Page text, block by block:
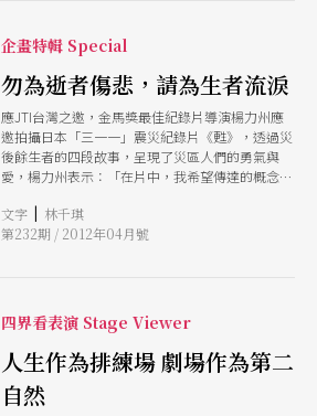
企畫特輯 Special
勿為逝者傷悲，請為生者流淚
應JTI台灣之邀，金馬獎最佳紀錄片導演楊力州應
邀拍攝日本「三一一」震災紀錄片《甦》，透過災
後餘生者的四段故事，呈現了災區人們的勇氣與
愛，楊力州表示：「在片中，我希望傳達的概念
可以重獲繼續努力的能量。」
文字 | 林千琪
第232期 / 2012年04月號
四界看表演 Stage Viewer
人生作為排練場 劇場作為第二
自然